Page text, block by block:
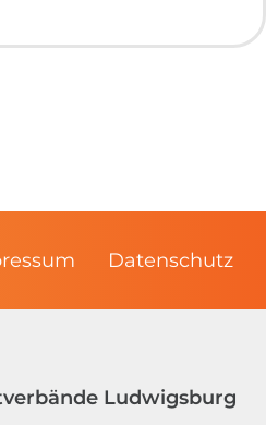
Datenschutz
Ludwigsburg